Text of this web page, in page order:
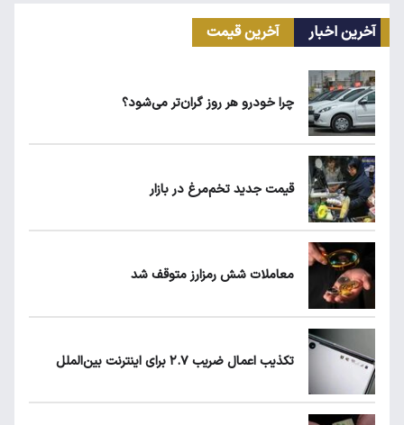
کیا اسپورتیج ۲۰۲۵ در ایران ارزش خرید دارد؟
زمان شارژ کالابرگ با رقم آخر کد ملی صفر تا ۲
چرا خودرو هر روز گران‌تر می‌شود؟
آخرین اخبار آخرین قیمت
چرا خودرو هر روز گران‌تر می‌شود؟
قیمت جدید تخم‌مرغ در بازار
معاملات شش رمزارز متوقف شد
تکذیب اعمال ضریب ۲.۷ برای اینترنت بین‌الملل